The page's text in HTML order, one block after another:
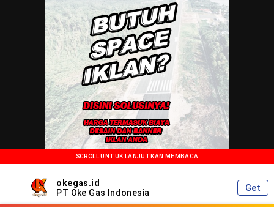
SCROLL UNTUK LANJUTKAN MEMBACA
okegas.id
PT Oke Gas Indonesia
Get